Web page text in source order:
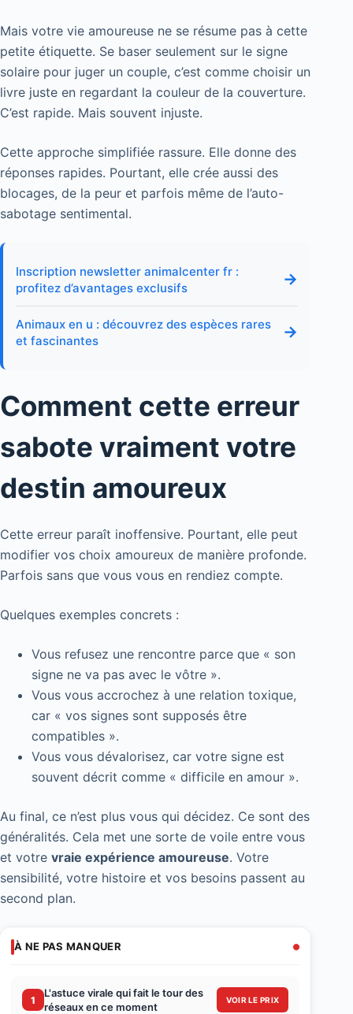
Mais votre vie amoureuse ne se résume pas à cette
petite étiquette. Se baser seulement sur le signe
solaire pour juger un couple, c’est comme choisir un
livre juste en regardant la couleur de la couverture.
C’est rapide. Mais souvent injuste.
Cette approche simplifiée rassure. Elle donne des
réponses rapides. Pourtant, elle crée aussi des
blocages, de la peur et parfois même de l’auto-
sabotage sentimental.
Inscription newsletter animalcenter fr :
profitez d’avantages exclusifs
→
Animaux en u : découvrez des espèces rares
et fascinantes
→
Comment cette erreur
sabote vraiment votre
destin amoureux
Cette erreur paraît inoffensive. Pourtant, elle peut
modifier vos choix amoureux de manière profonde.
Parfois sans que vous vous en rendiez compte.
Quelques exemples concrets :
Vous refusez une rencontre parce que « son
signe ne va pas avec le vôtre ».
Vous vous accrochez à une relation toxique,
car « vos signes sont supposés être
compatibles ».
Vous vous dévalorisez, car votre signe est
souvent décrit comme « difficile en amour ».
Au final, ce n’est plus vous qui décidez. Ce sont des
généralités. Cela met une sorte de voile entre vous
et votre vraie expérience amoureuse. Votre
sensibilité, votre histoire et vos besoins passent au
second plan.
À NE PAS MANQUER
1
L'astuce virale qui fait le tour des
réseaux en ce moment
VOIR LE PRIX